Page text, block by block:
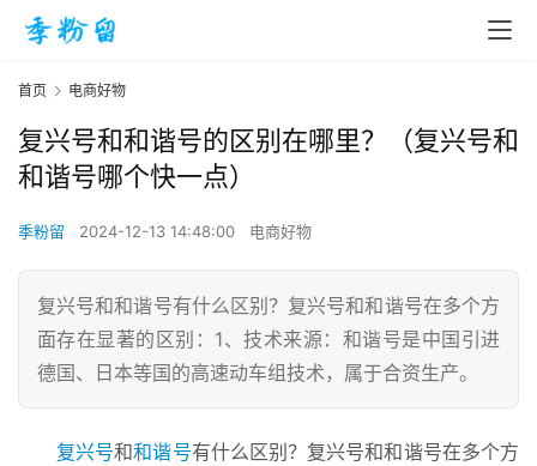
首页 电商好物
复兴号和和谐号的区别在哪里？（复兴号和
和谐号哪个快一点）
季粉留 2024-12-13 14:48:00 电商好物
复兴号和和谐号有什么区别？复兴号和和谐号在多个方
面存在显著的区别：1、技术来源：和谐号是中国引进
德国、日本等国的高速动车组技术，属于合资生产。
复兴号和和谐号有什么区别？复兴号和和谐号在多个方